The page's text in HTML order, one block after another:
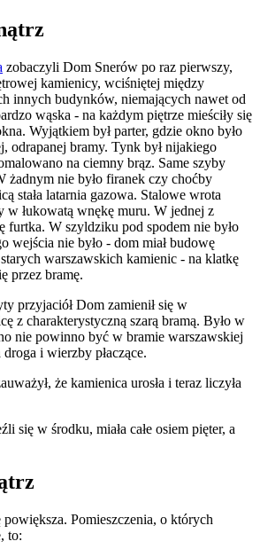
zobaczyli Dom Snerów po raz pierwszy,
kamienicy, wciśniętej między
innych budynków, niemających nawet od
wąska - na każdym piętrze mieściły się
Wyjątkiem był parter, gdzie okno było
odrapanej bramy. Tynk był nijakiego
na ciemny brąz. Same szyby
żadnym nie było firanek czy choćby
stała latarnia gazowa. Stalowe wrota
w łukowatą wnękę muru. W jednej z
furtka. W szyldziku pod spodem nie było
wejścia nie było - dom miał budowę
warszawskich kamienic - na klatkę
przez bramę.
przyjaciół Dom zamienił się w
z charakterystyczną szarą bramą. Było w
nie powinno być w bramie warszawskiej
i wierzby płaczące.
że kamienica urosła i teraz liczyła
się w środku, miała całe osiem pięter, a
Pomieszczenia, o których
to: